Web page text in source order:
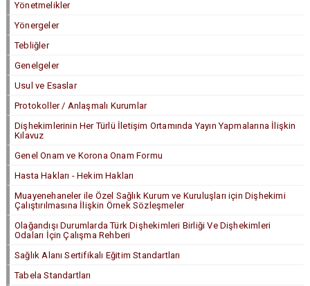
Yönetmelikler
Yönergeler
Tebliğler
Genelgeler
Usul ve Esaslar
Protokoller / Anlaşmalı Kurumlar
Dişhekimlerinin Her Türlü İletişim Ortamında Yayın Yapmalarına İlişkin
Kılavuz
Genel Onam ve Korona Onam Formu
Hasta Hakları - Hekim Hakları
Muayenehaneler ile Özel Sağlık Kurum ve Kuruluşları için Dişhekimi
Çalıştırılmasına İlişkin Örnek Sözleşmeler
Olağandışı Durumlarda Türk Dişhekimleri Birliği Ve Dişhekimleri
Odaları İçin Çalışma Rehberi
Sağlık Alanı Sertifikalı Eğitim Standartları
Tabela Standartları